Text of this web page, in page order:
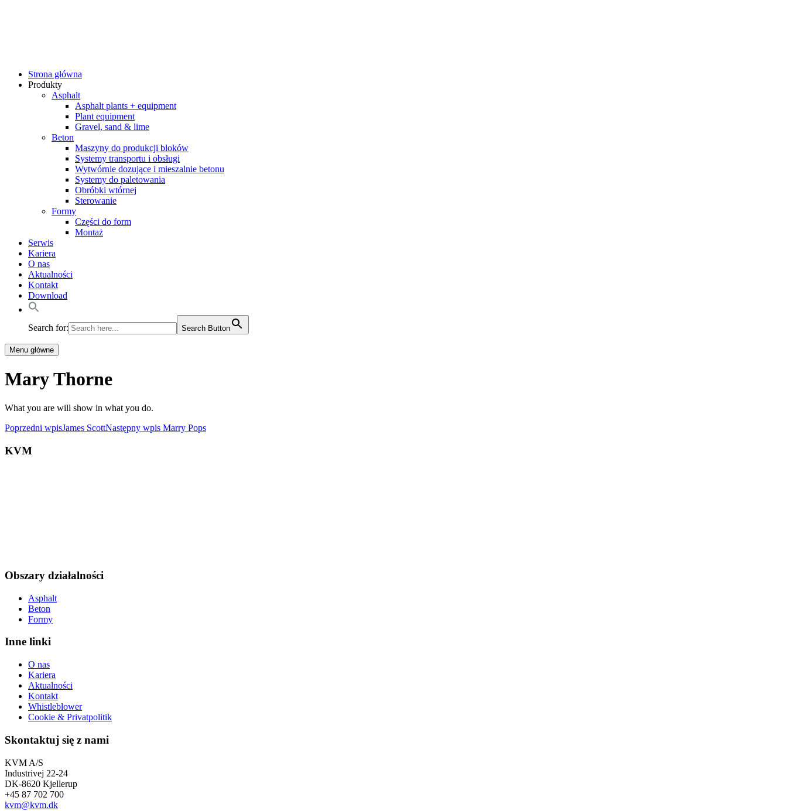
Strona główna
Produkty
Asphalt
Asphalt plants + equipment
Plant equipment
Gravel, sand & lime
Beton
Maszyny do produkcji bloków
Systemy transportu i obsługi
Wytwórnie dozujące i mieszalnie betonu
Systemy do paletowania
Obróbki wtórnej
Sterowanie
Formy
Części do form
Montaż
Serwis
Kariera
O nas
Aktualności
Kontakt
Download
Search for: Search Button
Menu główne
Mary Thorne
What you are will show in what you do.
Poprzedni wpisJames ScottNastępny wpis Marry Pops
KVM
Obszary działalności
Asphalt
Beton
Formy
Inne linki
O nas
Kariera
Aktualności
Kontakt
Whistleblower
Cookie & Privatpolitik
Skontaktuj się z nami
KVM A/S
Industrivej 22-24
DK-8620 Kjellerup
+45 87 702 700
kvm@kvm.dk